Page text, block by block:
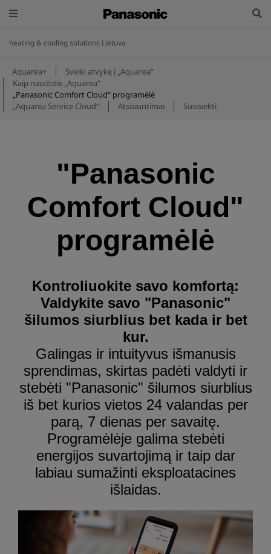
heating & cooling solutions Lietuva
Aquarea+
Sveiki atvykę į „Aquarea“
Kaip naudotis „Aquarea“
„Panasonic Comfort Cloud“ programėlė
„Aquarea Service Cloud“
Atsisiuntimai Susisiekti
"Panasonic
Comfort Cloud"
programėlė
Kontroliuokite savo komfortą:
Valdykite savo "Panasonic"
šilumos siurblius bet kada ir bet
kur.
Galingas ir intuityvus išmanusis
sprendimas, skirtas padėti valdyti ir
stebėti "Panasonic" šilumos siurblius
iš bet kurios vietos 24 valandas per
parą, 7 dienas per savaitę.
Programėlėje galima stebėti
energijos suvartojimą ir taip dar
labiau sumažinti eksploatacines
išlaidas.